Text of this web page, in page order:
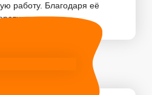
работу. Благодаря её
пр...